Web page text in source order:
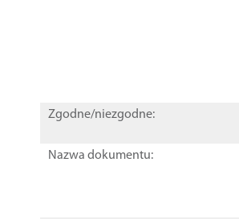
Zgodne/niezgodne:
Nazwa dokumentu: